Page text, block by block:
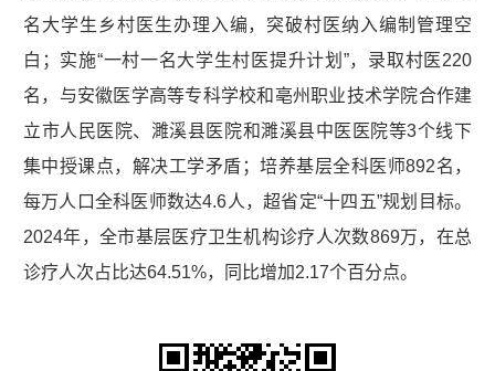
名大学生乡村医生办理入编，突破村医纳入编制管理空
白；实施“一村一名大学生村医提升计划”，录取村医220
名，与安徽医学高等专科学校和亳州职业技术学院合作建
立市人民医院、濉溪县医院和濉溪县中医医院等3个线下
集中授课点，解决工学矛盾；培养基层全科医师892名，
每万人口全科医师数达4.6人，超省定“十四五”规划目标。
2024年，全市基层医疗卫生机构诊疗人次数869万，在总
诊疗人次占比达64.51%，同比增加2.17个百分点。